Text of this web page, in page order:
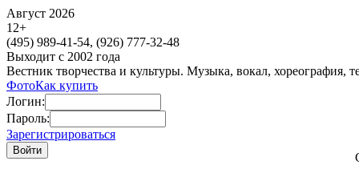
Август 2026
12+
(495) 989-41-54, (926) 777-32-48
Выходит с 2002 года
Вестник творчества и культуры. Музыка, вокал, хореография,
ФотоКак купить
Логин:
Пароль:
Зарегистрироваться